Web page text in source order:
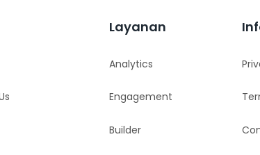
Layanan
Analytics
Engagement
Builder